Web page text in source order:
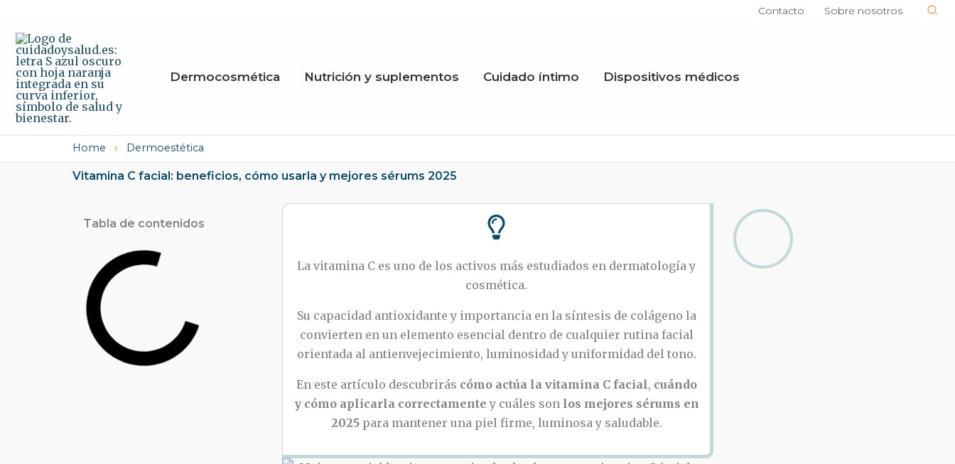
contenido
Contacto Sobre nosotros
Dermocosmética Nutrición y suplementos Cuidado íntimo Dispositivos médicos
Home › Dermoestética
Vitamina C facial: beneficios, cómo usarla y mejores sérums 2025
Tabla de contenidos
La vitamina C es uno de los activos más estudiados en dermatología y
cosmética.
Su capacidad antioxidante y importancia en la síntesis de colágeno la
convierten en un elemento esencial dentro de cualquier rutina facial
orientada al antienvejecimiento, luminosidad y uniformidad del tono.
En este artículo descubrirás cómo actúa la vitamina C facial, cuándo
y cómo aplicarla correctamente y cuáles son los mejores sérums en
2025para mantener una piel firme, luminosa y saludable.